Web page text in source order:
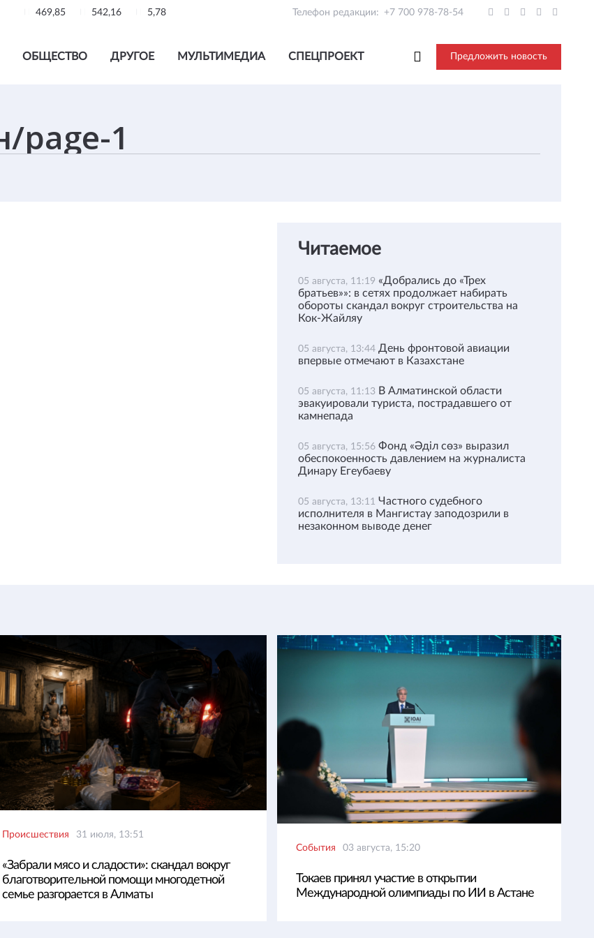
469,85 542,16 5,78 Телефон редакции: +7 700 978-78-54
ОБЩЕСТВО ДРУГОЕ МУЛЬТИМЕДИА СПЕЦПРОЕКТ Предложить новость
Читаемое
05 августа, 11:19 «Добрались до «Трех
братьев»»: в сетях продолжает набирать
обороты скандал вокруг строительства на
Кок-Жайляу
05 августа, 13:44 День фронтовой авиации
впервые отмечают в Казахстане
05 августа, 11:13 В Алматинской области
эвакуировали туриста, пострадавшего от
камнепада
05 августа, 15:56 Фонд «Әділ сөз» выразил
обеспокоенность давлением на журналиста
Динару Егеубаеву
05 августа, 13:11 Частного судебного
исполнителя в Мангистау заподозрили в
незаконном выводе денег
Происшествия 31 июля, 13:51
«Забрали мясо и сладости»: скандал вокруг
благотворительной помощи многодетной
семье разгорается в Алматы
События 03 августа, 15:20
Токаев принял участие в открытии
Международной олимпиады по ИИ в Астане